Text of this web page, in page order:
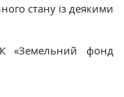
стану із деякими
«Земельний фонд